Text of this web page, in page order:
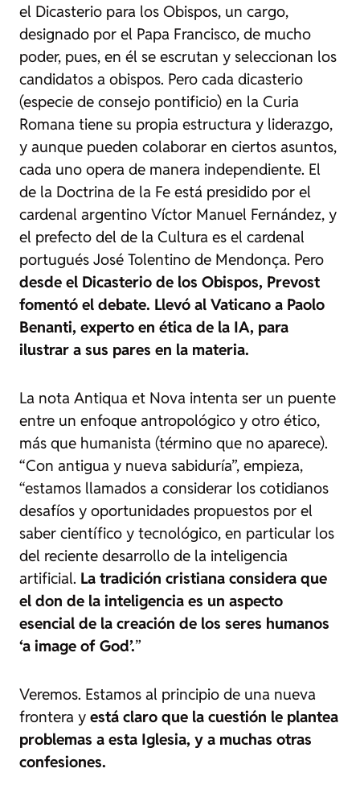
el Dicasterio para los Obispos, un cargo,
designado por el Papa Francisco, de mucho
poder, pues, en él se escrutan y seleccionan los
candidatos a obispos. Pero cada dicasterio
(especie de consejo pontificio) en la Curia
Romana tiene su propia estructura y liderazgo,
y aunque pueden colaborar en ciertos asuntos,
cada uno opera de manera independiente. El
de la Doctrina de la Fe está presidido por el
cardenal argentino Víctor Manuel Fernández, y
el prefecto del de la Cultura es el cardenal
portugués José Tolentino de Mendonça. Pero
desde el Dicasterio de los Obispos, Prevost
fomentó el debate. Llevó al Vaticano a Paolo
Benanti, experto en ética de la IA, para
ilustrar a sus pares en la materia.
La nota Antiqua et Nova intenta ser un puente
entre un enfoque antropológico y otro ético,
más que humanista (término que no aparece).
“Con antigua y nueva sabiduría”, empieza,
“estamos llamados a considerar los cotidianos
desafíos y oportunidades propuestos por el
saber científico y tecnológico, en particular los
del reciente desarrollo de la inteligencia
artificial. La tradición cristiana considera que
el don de la inteligencia es un aspecto
esencial de la creación de los seres humanos
‘a image of God’.”
Veremos. Estamos al principio de una nueva
frontera y está claro que la cuestión le plantea
problemas a esta Iglesia, y a muchas otras
confesiones.